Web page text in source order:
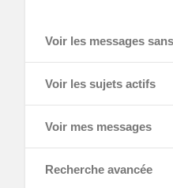
Voir les messages
Voir les sujets actifs
Voir mes messages
Recherche avancée